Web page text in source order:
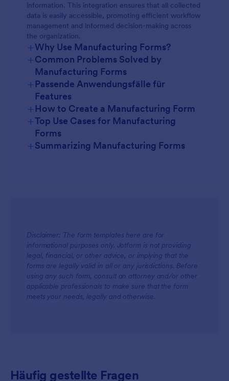
information. This integration ensures that all collected
data is easily accessible, promoting efficient workflow
management and informed decision-making across
the organization.
+Why Use Manufacturing Forms?
+Common Problems Solved by
Manufacturing Forms
+Passende Anwendungsfälle für
Features
+How to Create a Manufacturing Form
+Top Use Cases for Manufacturing
Forms
For Managers
For Teams
For Customers
+Summarizing Manufacturing Forms
Disclaimer: The form templates here are for
informational purposes only. Jotform is not providing
legal, financial, or other advice, or implying that the
forms are legally valid in all or any jurisdictions. Before
using any such form, consult an attorney and/or other
applicable professionals to make sure that the form
meets your needs, legally and otherwise.
Häufig gestellte Fragen